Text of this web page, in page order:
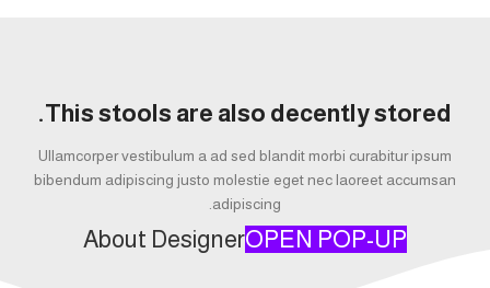
This stools are also decently stored.
Ullamcorper vestibulum a ad sed blandit morbi curabitur ipsum
bibendum adipiscing justo molestie eget nec laoreet accumsan
adipiscing.
OPEN POP-UP
About Designer